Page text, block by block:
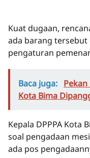
Kuat dugaan,
ada barang
pengaturan
Baca juga:
Kota Bima
Kepala DPPPA Kota
soal pengadaan
ada pos